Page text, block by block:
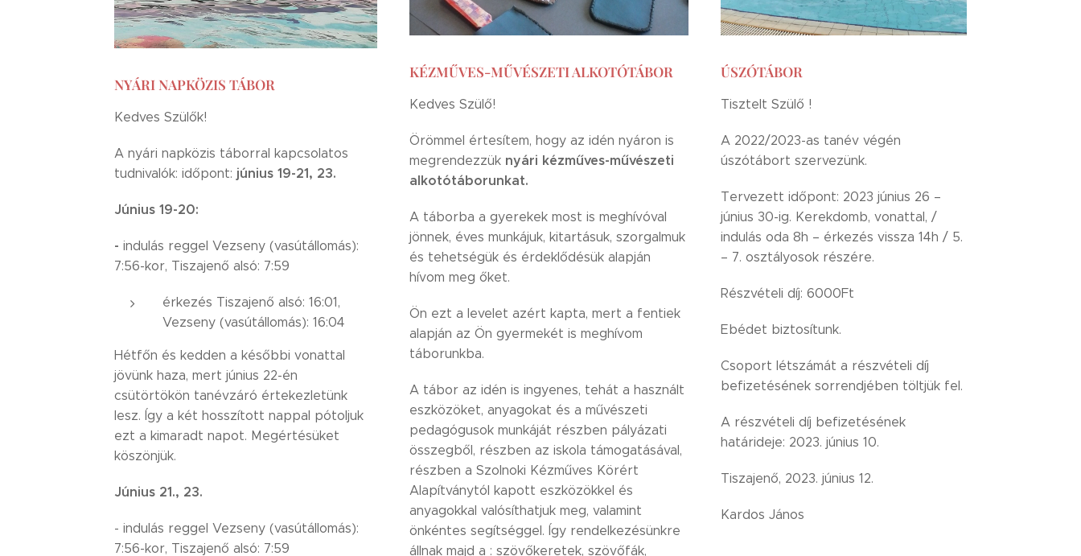
NYÁRI NAPKÖZIS TÁBOR
Kedves Szülők!
A nyári napközis táborral kapcsolatos
tudnivalók: időpont: június 19-21, 23.
Június 19-20:
- indulás reggel Vezseny (vasútállomás):
7:56-kor, Tiszajenő alsó: 7:59
érkezés Tiszajenő alsó: 16:01,
Vezseny (vasútállomás): 16:04
Hétfőn és kedden a későbbi vonattal
jövünk haza, mert június 22-én
csütörtökön tanévzáró értekezletünk
lesz. Így a két hosszított nappal pótoljuk
ezt a kimaradt napot. Megértésüket
köszönjük.
Június 21., 23.
- indulás reggel Vezseny (vasútállomás):
7:56-kor, Tiszajenő alsó: 7:59
KÉZMŰVES-MŰVÉSZETI ALKOTÓTÁBOR
Kedves Szülő!
Örömmel értesítem, hogy az idén nyáron is
megrendezzük nyári kézműves-művészeti
alkotótáborunkat.
A táborba a gyerekek most is meghívóval
jönnek, éves munkájuk, kitartásuk, szorgalmuk
és tehetségük és érdeklődésük alapján
hívom meg őket.
Ön ezt a levelet azért kapta, mert a fentiek
alapján az Ön gyermekét is meghívom
táborunkba.
A tábor az idén is ingyenes, tehát a használt
eszközöket, anyagokat és a művészeti
pedagógusok munkáját részben pályázati
összegből, részben az iskola támogatásával,
részben a Szolnoki Kézműves Körért
Alapítványtól kapott eszközökkel és
anyagokkal valósíthatjuk meg, valamint
önkéntes segítséggel. Így rendelkezésünkre
állnak majd a : szövőkeretek, szövőfák,
ÚSZÓTÁBOR
Tisztelt Szülő !
A 2022/2023-as tanév végén
úszótábort szervezünk.
Tervezett időpont: 2023 június 26 –
június 30-ig. Kerekdomb, vonattal, /
indulás oda 8h – érkezés vissza 14h / 5.
– 7. osztályosok részére.
Részvételi díj: 6000Ft
Ebédet biztosítunk.
Csoport létszámát a részvételi díj
befizetésének sorrendjében töltjük fel.
A részvételi díj befizetésének
határideje: 2023. június 10.
Tiszajenő, 2023. június 12.
Kardos János